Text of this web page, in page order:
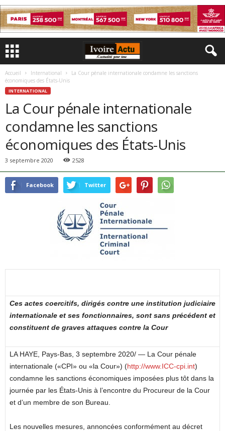
Accueil International
La Cour pénale internationale condamne les sanctions
économiques des États-Unis
INTERNATIONAL
La Cour pénale internationale
condamne les sanctions
économiques des États-Unis
3 septembre 2020 2528
Facebook Twitter
Ces actes coercitifs, dirigés contre une institution judiciaire
internationale et ses fonctionnaires, sont sans précédent et
constituent de graves attaques contre la Cour
LA HAYE, Pays-Bas, 3 septembre 2020/ — La Cour pénale
internationale («CPI» ou «la Cour») (http://www.ICC-cpi.int)
condamne les sanctions économiques imposées plus tôt dans la
journée par les États-Unis à l’encontre du Procureur de la Cour
et d’un membre de son Bureau.
Les nouvelles mesures, annoncées conformément au décret